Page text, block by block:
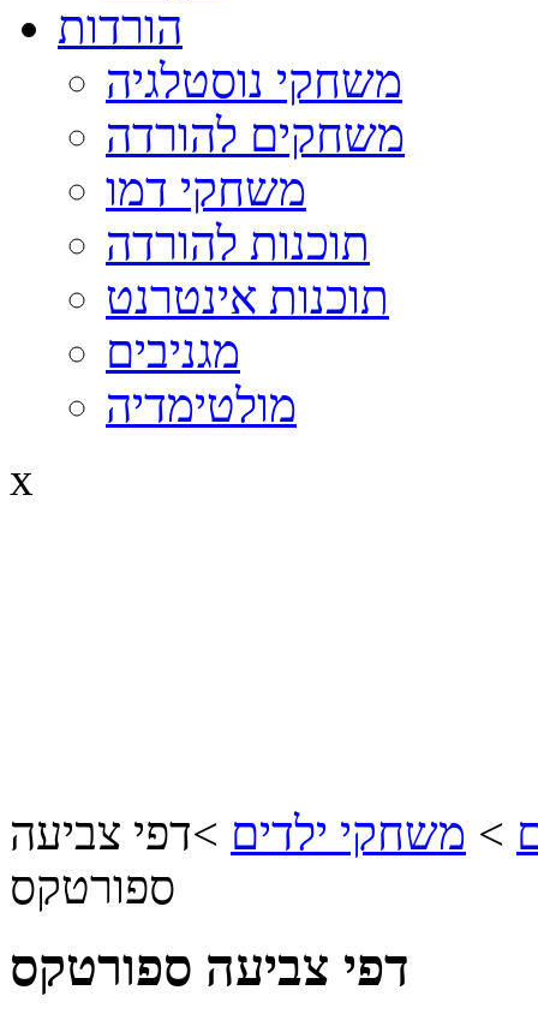
הורדות
משחקי נוסטלגיה
משחקים להורדה
משחקי דמו
תוכנות להורדה
תוכנות אינטרנט
מגניבים
מולטימדיה
x
> משחקי ילדים >דפי צביעה
ספורטקס
דפי צביעה ספורטקס